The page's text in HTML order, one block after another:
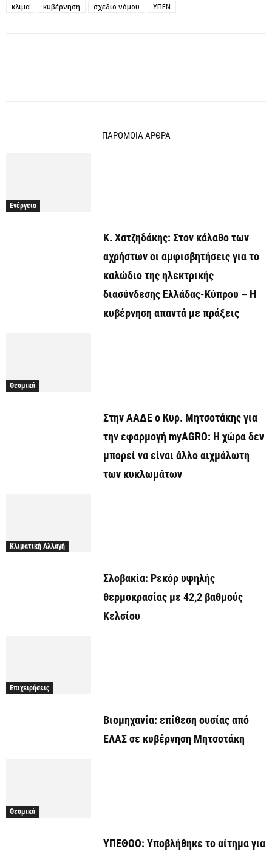
κλιμα
κυβέρνηση σχέδιο νόμου ΥΠΕΝ
ΠΑΡΟΜΟΙΑ ΑΡΘΡΑ
Ενέργεια
Κ. Χατζηδάκης: Στον κάλαθο των
αχρήστων οι αμφισβητήσεις για το
καλώδιο της ηλεκτρικής
διασύνδεσης Ελλάδας-Κύπρου – Η
κυβέρνηση απαντά με πράξεις
Θεσμικά
Στην ΑΑΔΕ ο Κυρ. Μητσοτάκης για
την εφαρμογή myAGRO: Η χώρα δεν
μπορεί να είναι άλλο αιχμάλωτη
των κυκλωμάτων
Κλιματική Αλλαγή
Σλοβακία: Ρεκόρ υψηλής
θερμοκρασίας με 42,2 βαθμούς
Κελσίου
Επιχειρήσεις
Βιομηχανία: επίθεση ουσίας από
ΕΛΑΣ σε κυβέρνηση Μητσοτάκη
Θεσμικά
ΥΠΕΘΟΟ: Υποβλήθηκε το αίτημα για